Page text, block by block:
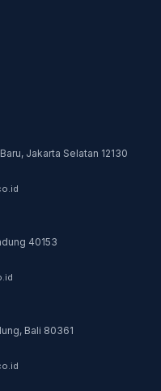
Jakarta Selatan 12130
40153
Bali 80361
menit.
Gastro
sparepart